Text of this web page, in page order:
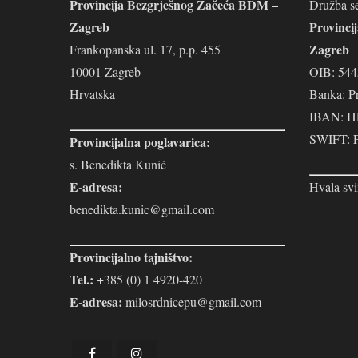
Provincija Bezgrješnog Začeća BDM –
Zagreb
Frankopanska ul. 17, p.p. 455
10001 Zagreb
Hrvatska
Provincijalna poglavarica:
s. Benedikta Kunić
E-adresa:
benedikta.kunic@gmail.com
Provincijalno tajništvo:
Tel.: +385 (0) 1 4920-420
E-adresa: milosrdnicepu@gmail.com
Družba
Zagreb
OIB:
Banka:
IBAN:
SWIFT:
Hvala